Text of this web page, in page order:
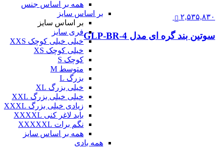
همه بر اساس جنس
بر اساس سایز
بر اساس سایز
فری سایز
خیلی خیلی کوچک XXS
خیلی کوچک XS
کوچک S
متوسط M
بزرگ L
خیلی بزرگ XL
خیلی خیلی بزرگ XXL
زیادی خیلی بزرگ XXXL
باید لاغر کنی XXXXL
نگم برات XXXXXL
همه بر اساس سایز
همه بادی
۲,۵۳۵,۸۳۰
سوتین بند گره ای مدل GLP-BR-4